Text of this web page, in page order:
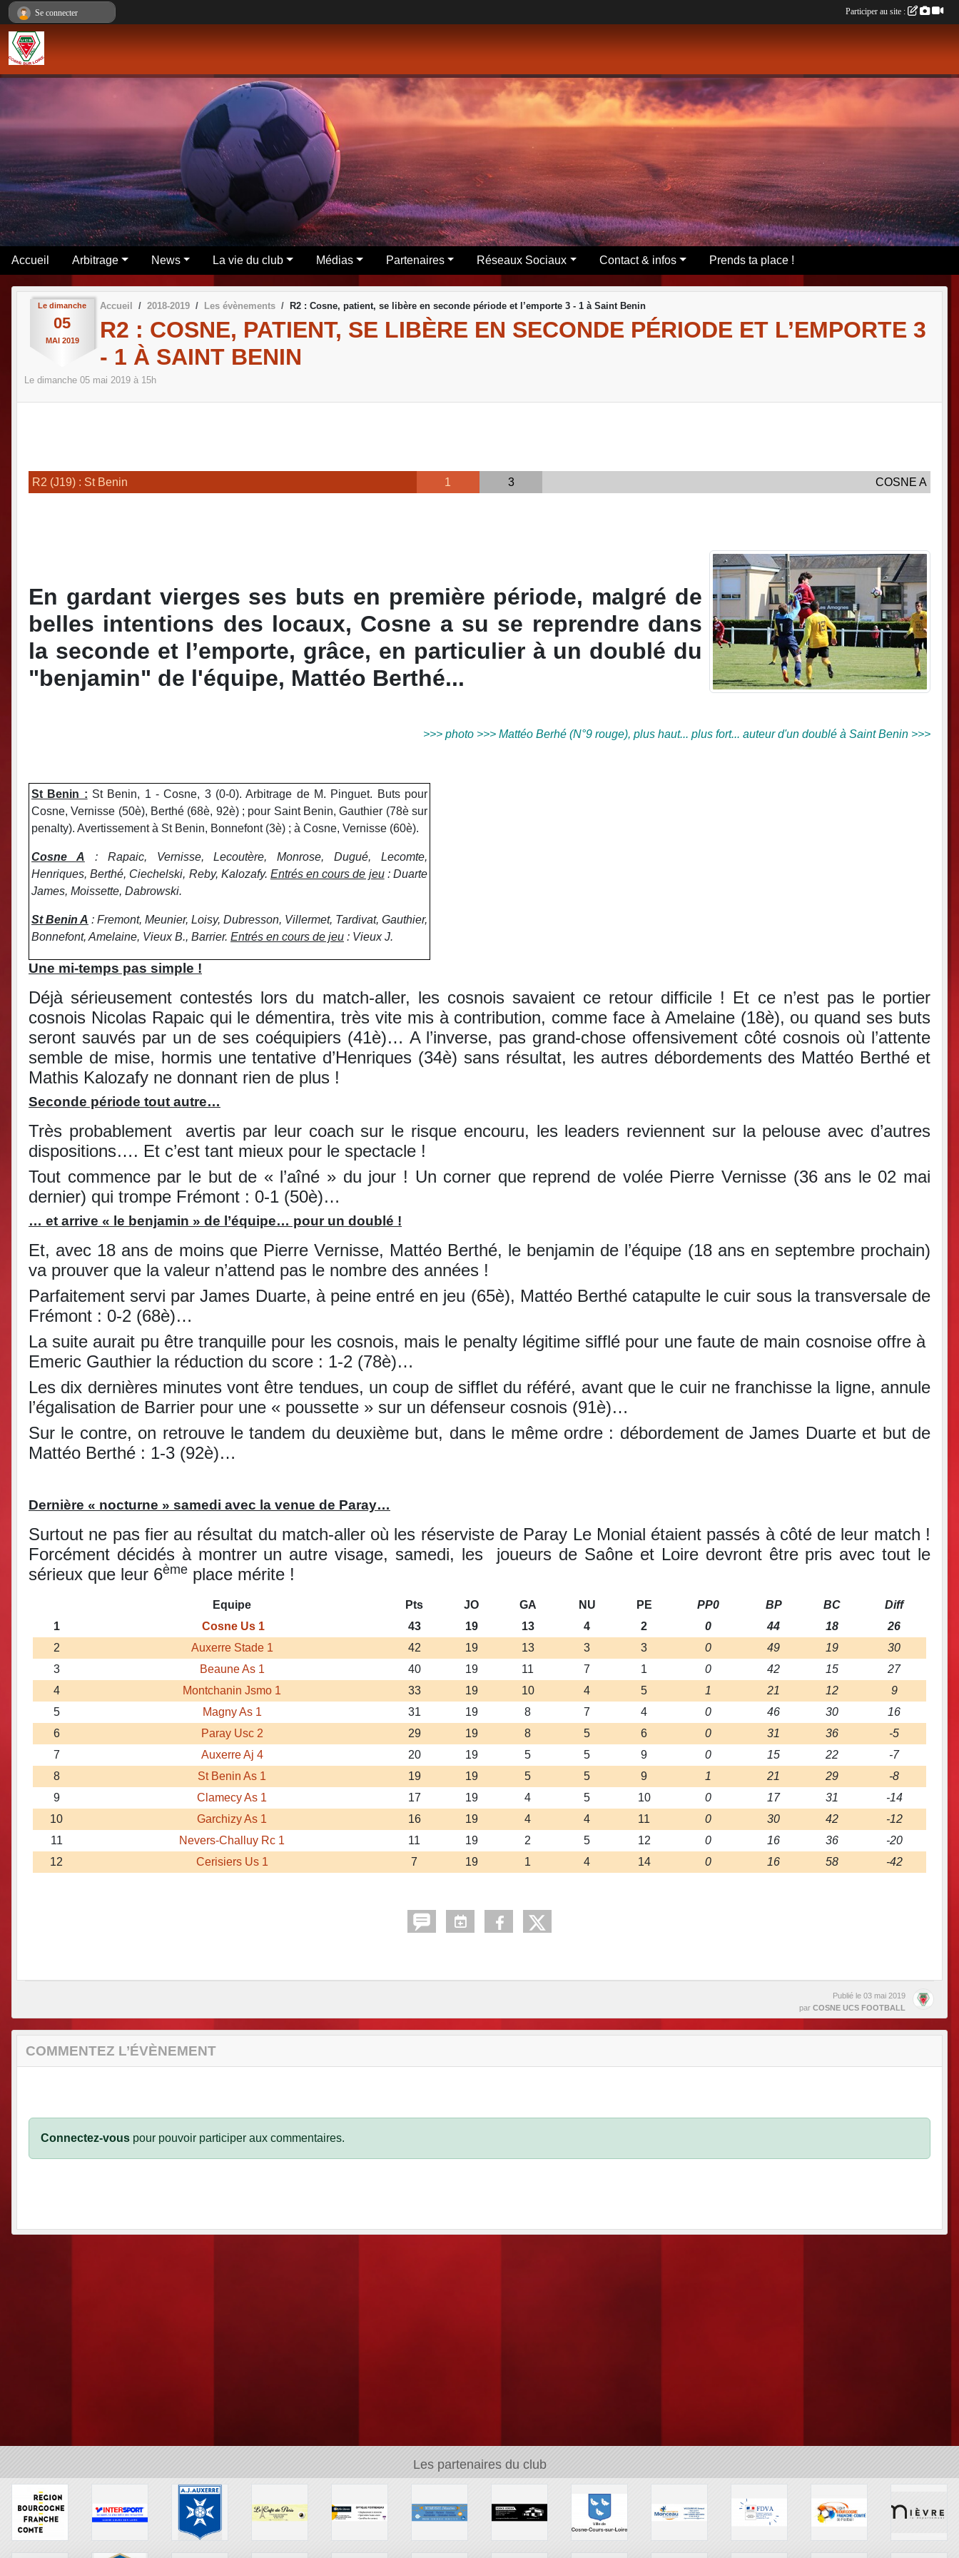
Accueil Arbitrage News La vie du club Médias Partenaires Réseaux Sociaux Contact & infos Prends ta place !
Le dimanche
05
MAI 2019
Accueil 2018-2019 Les évènements R2 : Cosne, patient, se libère en seconde période et l’emporte 3 - 1 à Saint Benin
R2 : COSNE, PATIENT, SE LIBÈRE EN SECONDE PÉRIODE ET L’EMPORTE 3
- 1 À SAINT BENIN
Le dimanche 05 mai 2019 à 15h
R2 (J19) : St Benin 1 3 COSNE A
En gardant vierges ses buts en première période, malgré de
belles intentions des locaux, Cosne a su se reprendre dans
la seconde et l’emporte, grâce, en particulier à un doublé du
"benjamin" de l'équipe, Mattéo Berthé...
>>> photo >>> Mattéo Berhé (N°9 rouge), plus haut... plus fort... auteur d'un doublé à Saint Benin >>>
St Benin : St Benin, 1 - Cosne, 3 (0-0). Arbitrage de M. Pinguet. Buts pour
Cosne, Vernisse (50è), Berthé (68è, 92è) ; pour Saint Benin, Gauthier (78è sur
penalty). Avertissement à St Benin, Bonnefont (3è) ; à Cosne, Vernisse (60è).
Cosne A : Rapaic, Vernisse, Lecoutère, Monrose, Dugué, Lecomte,
Henriques, Berthé, Ciechelski, Reby, Kalozafy. Entrés en cours de jeu: Duarte
James, Moissette, Dabrowski.
St Benin A : Fremont, Meunier, Loisy, Dubresson, Villermet, Tardivat, Gauthier,
Bonnefont, Amelaine, Vieux B., Barrier. Entrés en cours de jeu : Vieux J.
Une mi-temps pas simple !
Déjà sérieusement contestés lors du match-aller, les cosnois savaient ce retour difficile ! Et ce n’est pas le portier
cosnois Nicolas Rapaic qui le démentira, très vite mis à contribution, comme face à Amelaine (18è), ou quand ses buts
seront sauvés par un de ses coéquipiers (41è)… A l’inverse, pas grand-chose offensivement côté cosnois où l’attente
semble de mise, hormis une tentative d’Henriques (34è) sans résultat, les autres débordements des Mattéo Berthé et
Mathis Kalozafy ne donnant rien de plus !
Seconde période tout autre…
Très probablement avertis par leur coach sur le risque encouru, les leaders reviennent sur la pelouse avec d’autres
dispositions…. Et c’est tant mieux pour le spectacle !
Tout commence par le but de « l’aîné » du jour ! Un corner que reprend de volée Pierre Vernisse (36 ans le 02 mai
dernier) qui trompe Frémont : 0-1 (50è)…
… et arrive « le benjamin » de l’équipe… pour un doublé !
Et, avec 18 ans de moins que Pierre Vernisse, Mattéo Berthé, le benjamin de l’équipe (18 ans en septembre prochain)
va prouver que la valeur n’attend pas le nombre des années !
Parfaitement servi par James Duarte, à peine entré en jeu (65è), Mattéo Berthé catapulte le cuir sous la transversale de
Frémont : 0-2 (68è)…
La suite aurait pu être tranquille pour les cosnois, mais le penalty légitime sifflé pour une faute de main cosnoise offre à
Emeric Gauthier la réduction du score : 1-2 (78è)…
Les dix dernières minutes vont être tendues, un coup de sifflet du référé, avant que le cuir ne franchisse la ligne, annule
l’égalisation de Barrier pour une « poussette » sur un défenseur cosnois (91è)…
Sur le contre, on retrouve le tandem du deuxième but, dans le même ordre : débordement de James Duarte et but de
Mattéo Berthé : 1-3 (92è)…
Dernière « nocturne » samedi avec la venue de Paray…
Surtout ne pas fier au résultat du match-aller où les réserviste de Paray Le Monial étaient passés à côté de leur match !
Forcément décidés à montrer un autre visage, samedi, les joueurs de Saône et Loire devront être pris avec tout le
sérieux que leur 6ème place mérite !
Equipe Pts JO GA NU PE PP0 BP BC
Diff
1
Cosne Us 1 43 19 13 4 2 0 44 18
26
2
Auxerre Stade 1 42 19 13 3 3 0 49 19
30
3
Beaune As 1 40 19 11 7 1 0 42 15
27
4
Montchanin Jsmo 1 33 19 10 4 5 1 21 12
9
5
Magny As 1 31 19 8 7 4 0 46 30
16
6
Paray Usc 2 29 19 8 5 6 0 31 36
-5
7
Auxerre Aj 4 20 19 5 5 9 0 15 22
-7
8
St Benin As 1 19 19 5 5 9 1 21 29
-8
9
Clamecy As 1 17 19 4 5 10 0 17 31
-14
10
Garchizy As 1 16 19 4 4 11 0 30 42
-12
11
Nevers-Challuy Rc 1 11 19 2 5 12 0 16 36
-20
12
Cerisiers Us 1 7 19 1 4 14 0 16 58 -42
Publié le 03 mai 2019
par COSNE UCS FOOTBALL
COMMENTEZ L’ÉVÈNEMENT
Connectez-vous pour pouvoir participer aux commentaires.
Les partenaires du club
Se connecter Participer au site :
Panneau de gestion des cookies